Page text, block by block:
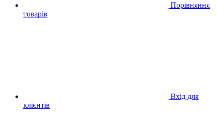
Порівняння
товарів
Вхід для
клієнтів